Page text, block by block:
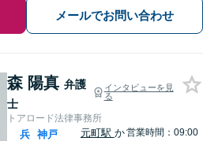
メールでお問い合わせ
森 陽真 弁護
士
インタビューを見
る
トアロード法律事務所
兵
神戸
元町駅 か営業時間：09:00